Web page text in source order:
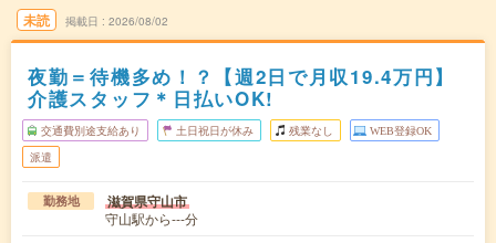
未読 掲載日 2026/08/02
夜勤＝待機多め！？【週2日で月収19.4万円】
介護スタッフ＊日払いOK!
交通費別途支給あり 土日祝日が休み 残業なし WEB登録OK
派遣
勤務地 滋賀県守山市
守山駅から---分